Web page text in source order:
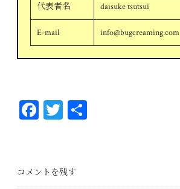
代表者名 daisuke tsutsui
E-mail info@bugcreaming.com
Fa
ok
T
er
コメントを残す